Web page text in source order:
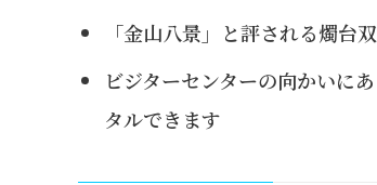
「金山八景」と評される燭台
ビジターセンターの向かいに
タルできます